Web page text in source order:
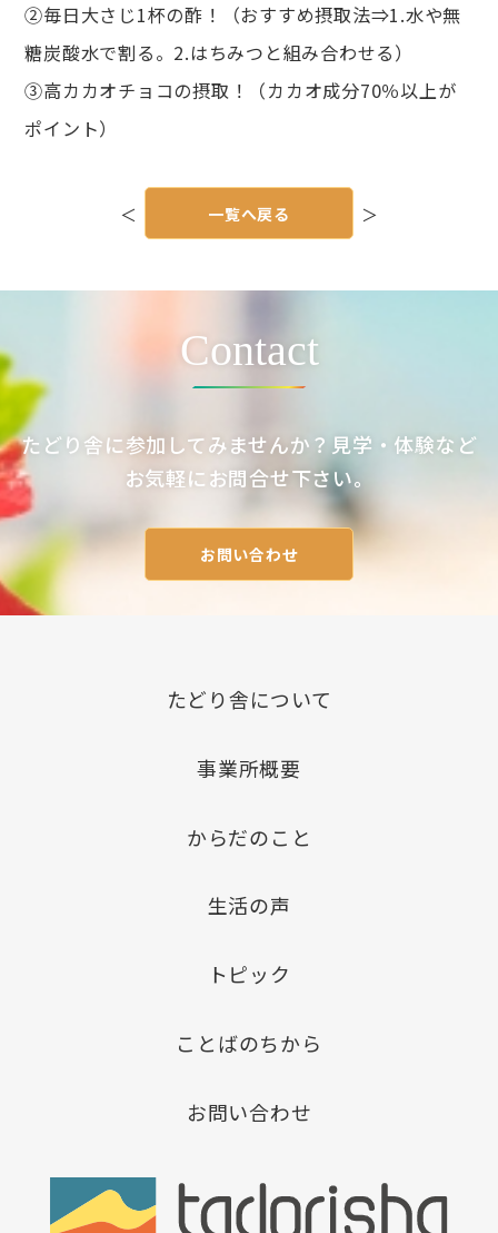
②毎日大さじ1杯の酢！（おすすめ摂取法⇒1.水や無
糖炭酸水で割る。2.はちみつと組み合わせる）
③高カカオチョコの摂取！（カカオ成分70％以上が
ポイント）
シ
＜ ＞
一覧へ戻る
Contact
たどり舎に参加してみませんか？見学・体験など
お気軽にお問合せ下さい。
お問い合わせ
たどり舎について
事業所概要
からだのこと
生活の声
トピック
ことばのちから
お問い合わせ